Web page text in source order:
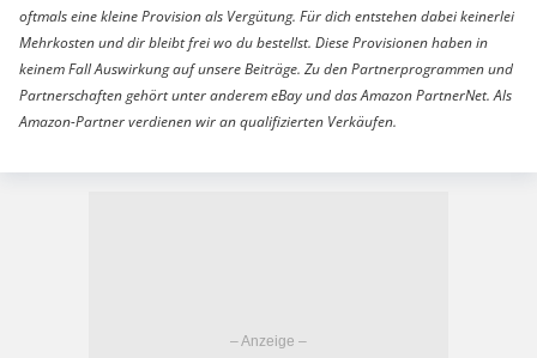
oftmals eine kleine Provision als Vergütung. Für dich entstehen dabei keinerlei
Mehrkosten und dir bleibt frei wo du bestellst. Diese Provisionen haben in
keinem Fall Auswirkung auf unsere Beiträge. Zu den Partnerprogrammen und
Partnerschaften gehört unter anderem eBay und das Amazon PartnerNet. Als
Amazon-Partner verdienen wir an qualifizierten Verkäufen.